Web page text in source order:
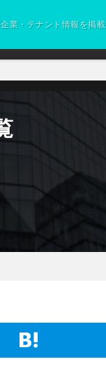
業・テナント情報を掲載